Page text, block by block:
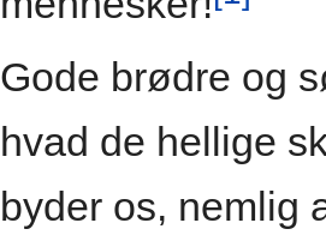
Gode brødre og
hvad de hellige
byder os, nemlig